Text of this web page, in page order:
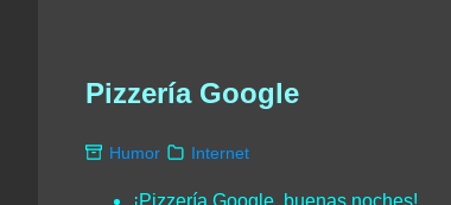
Pizzería Google
Humor Internet
¡Pizzería Google, buenas noches!